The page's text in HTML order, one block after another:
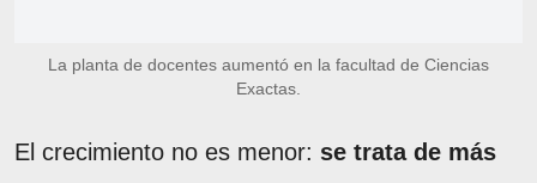
La planta de docentes aumentó en la facultad de Ciencias
Exactas.
El crecimiento no es menor: se trata de más